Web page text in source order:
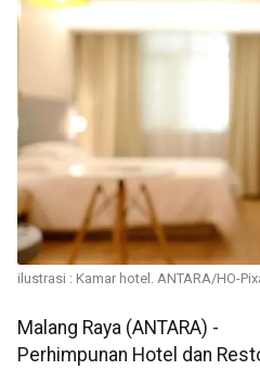
ilustrasi : Kamar hotel. ANTARA/HO-
Malang Raya (ANTARA) -
Perhimpunan Hotel dan